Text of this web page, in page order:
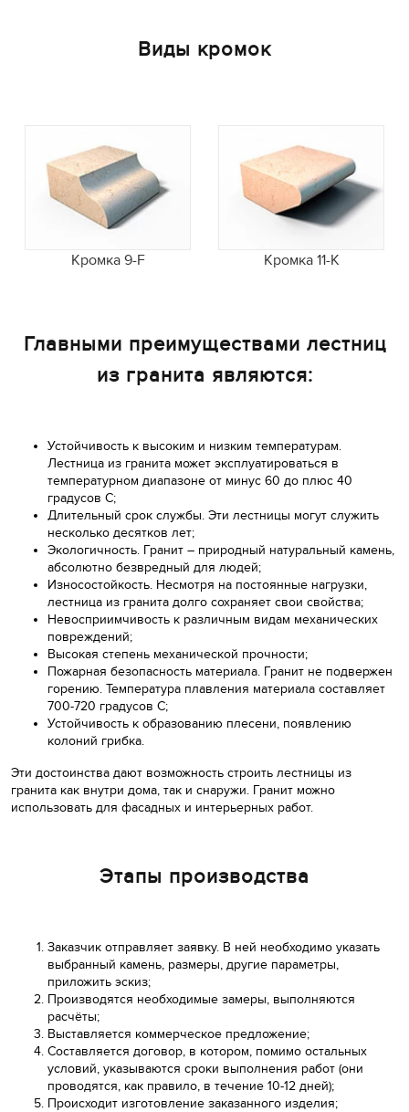
Виды кромок
Кромка 9-F Кромка 11-K
Главными преимуществами лестниц
из гранита являются:
Устойчивость к высоким и низким температурам.
Лестница из гранита может эксплуатироваться в
температурном диапазоне от минус 60 до плюс 40
градусов С;
Длительный срок службы. Эти лестницы могут служить
несколько десятков лет;
Экологичность. Гранит – природный натуральный камень,
абсолютно безвредный для людей;
Износостойкость. Несмотря на постоянные нагрузки,
лестница из гранита долго сохраняет свои свойства;
Невосприимчивость к различным видам механических
повреждений;
Высокая степень механической прочности;
Пожарная безопасность материала. Гранит не подвержен
горению. Температура плавления материала составляет
700-720 градусов С;
Устойчивость к образованию плесени, появлению
колоний грибка.
Эти достоинства дают возможность строить лестницы из
гранита как внутри дома, так и снаружи. Гранит можно
использовать для фасадных и интерьерных работ.
Этапы производства
Заказчик отправляет заявку. В ней необходимо указать
выбранный камень, размеры, другие параметры,
приложить эскиз;
Производятся необходимые замеры, выполняются
расчёты;
Выставляется коммерческое предложение;
Составляется договор, в котором, помимо остальных
условий, указываются сроки выполнения работ (они
проводятся, как правило, в течение 10-12 дней);
Происходит изготовление заказанного изделия;